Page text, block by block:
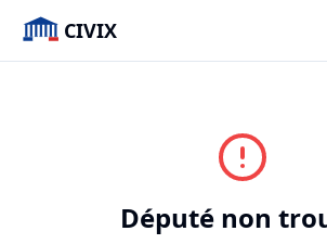
CIVIX
Député non